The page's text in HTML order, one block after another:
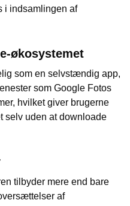
i indsamlingen af
økosystemet
som en selvstændig app,
som Google Fotos
hvilket giver brugerne
selv uden at downloade
tilbyder mere end bare
af